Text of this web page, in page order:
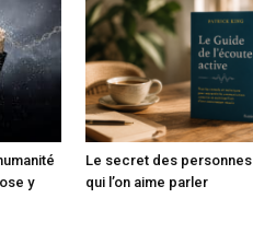
y
Le secret des
qui l’on aime parler